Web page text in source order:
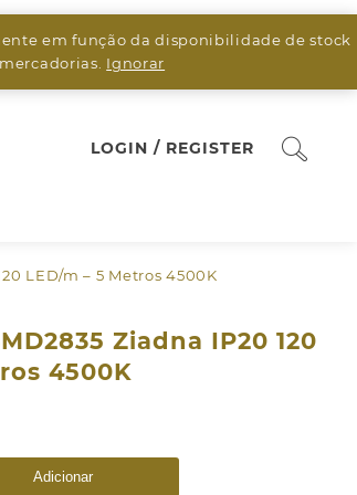
em função da disponibilidade de stock
Ignorar
LOGIN / REGISTER
LED/m – 5 Metros 4500K
Ziadna IP20 120
4500K
Adicionar